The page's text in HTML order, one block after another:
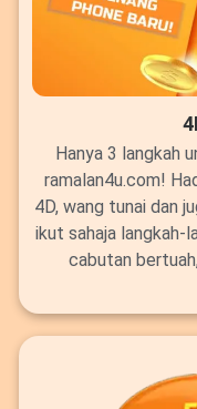
Hanya 3 langkah
ramalan4u.com!
4D, wang tunai dan
ikut sahaja langkah-
cabutan